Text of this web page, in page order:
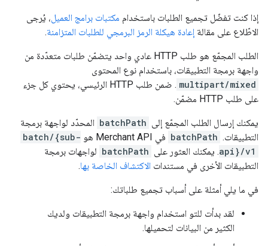
إذا كنت تفضّل تجميع الطلبات باستخدام مكتبات برامج العميل، يُرجى
الاطّلاع على مقالة إعادة هيكلة الرمز البرمجي للطلبات المتزامنة.
الطلب المجمّع هو طلب HTTP عادي واحد يتضمّن طلبات متعدّدة من
واجهة برمجة التطبيقات، باستخدام نوع المحتوى
multipart/mixed
. ضمن طلب HTTP الرئيسي، يحتوي كل جزء
على طلب HTTP مضمّن.
يمكنك إرسال الطلب المجمّع إلى batchPath المحدّد لواجهة برمجة
التطبيقات. batchPath في Merchant API هو
batch/{sub-
api}/v1. يمكنك العثور على batchPath لواجهات برمجة
التطبيقات الأخرى في مستندات الاكتشاف الخاصة بها.
في ما يلي أمثلة على أسباب تجميع طلباتك:
لقد بدأت للتو استخدام واجهة برمجة التطبيقات ولديك
الكثير من البيانات لتحميلها.